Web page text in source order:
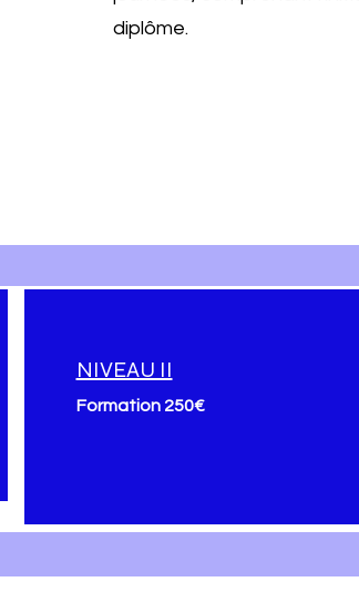
diplôme.
NIVEAU II
Formation 250€